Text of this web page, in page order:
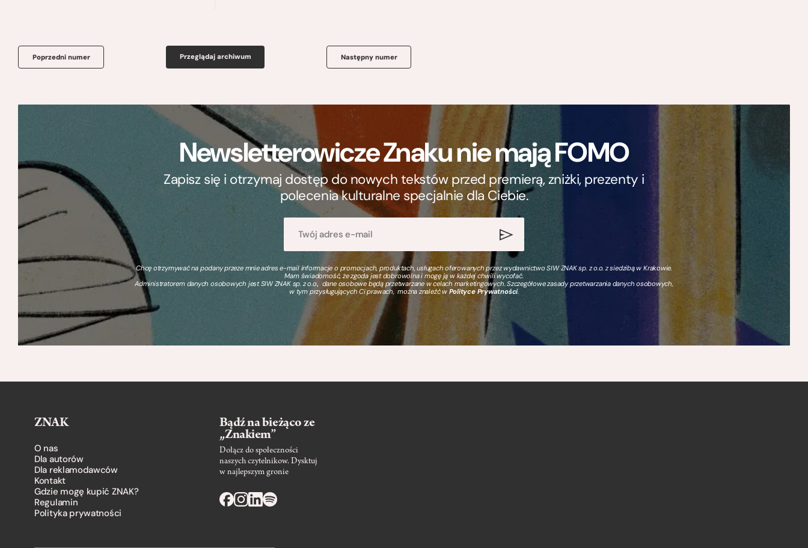
Poprzedni numer Przeglądaj archiwum Następny numer
Newsletterowicze Znaku nie mają FOMO
Zapisz się i otrzymaj dostęp do nowych tekstów przed premierą, zniżki, prezenty i
polecenia kulturalne specjalnie dla Ciebie.
Chcę otrzymywać na podany przeze mnie adres e-mail informacje o promocjach, produktach, usługach oferowanych przez wydawnictwo SIW ZNAK sp. z o.o. z siedzibą w Krakowie.
Mam świadomość, że zgoda jest dobrowolna i mogę ją w każdej chwili wycofać.
Administratorem danych osobowych jest SIW ZNAK sp. z o.o., dane osobowe będą przetwarzane w celach marketingowych. Szczegółowe zasady przetwarzania danych osobowych,
w tym przysługujących Ci prawach, można znaleźć wPolityce Prywatności.
ZNAK
O nas
Dla autorów
Dla reklamodawców
Kontakt
Gdzie mogę kupić ZNAK?
Regulamin
Polityka prywatności
Bądź na bieżąco ze
„Znakiem”
Dołącz do społeczności
naszych czytelnikow. Dysktuj
w najlepszym gronie